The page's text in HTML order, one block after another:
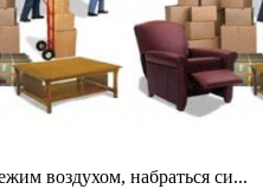
воздухом, набраться си...